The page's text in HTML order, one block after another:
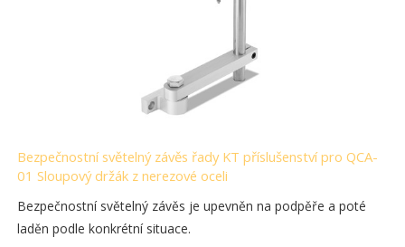
Bezpečnostní světelný závěs řady KT příslušenství pro QCA-
01 Sloupový držák z nerezové oceli
Bezpečnostní světelný závěs je upevněn na podpěře a poté
laděn podle konkrétní situace.